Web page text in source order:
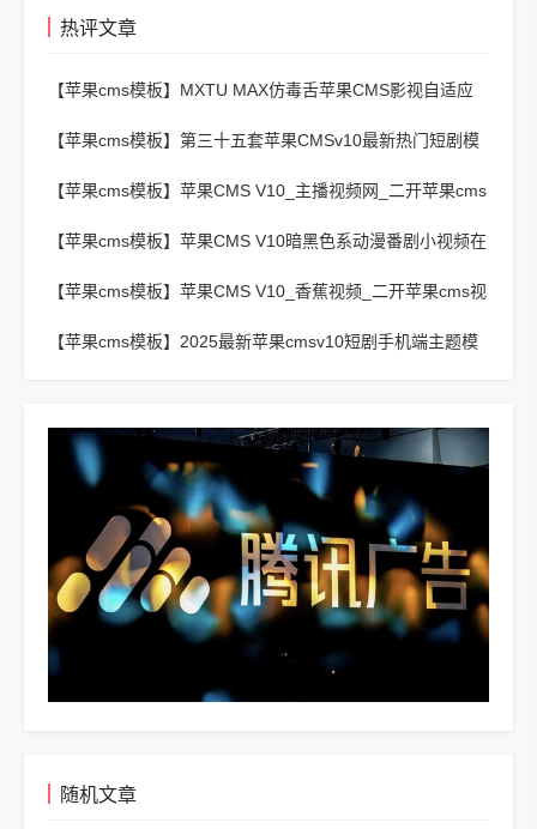
热评文章
【苹果cms模板】 MXTU MAX仿毒舌苹果CMS影视自适应
【苹果cms模板】 第三十五套苹果CMSv10最新热门短剧模
【苹果cms模板】 苹果CMS V10_主播视频网_二开苹果cms
【苹果cms模板】 苹果CMS V10暗黑色系动漫番剧小视频在
【苹果cms模板】 苹果CMS V10_香蕉视频_二开苹果cms视
【苹果cms模板】 2025最新苹果cmsv10短剧手机端主题模
随机文章